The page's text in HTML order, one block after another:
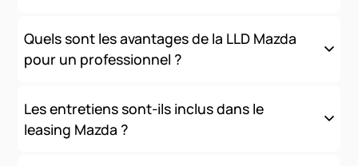
initial, sous réserve d'acceptation de votre dossier. Les
conditions varient selon votre profil (professionnel ou
particulier) et le modèle choisi.
Quels sont les avantages de la LLD Mazda
pour un professionnel ?
loyers déductibles, préservation de la trésorerie, pas
d'immobilisation au bilan, et une gestion simplifiée de votre
parc automobile.
Les entretiens sont-ils inclus dans le
leasing Mazda ?